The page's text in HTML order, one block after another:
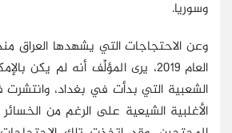
وسوريا.
وعن الاحتجاجات التي يشهدها العراق
العام 2019، يرى المؤلِّف أنه لم يكن
الشعبية التي بدأت في بغداد،
الأغلبية الشيعية على الرغم من